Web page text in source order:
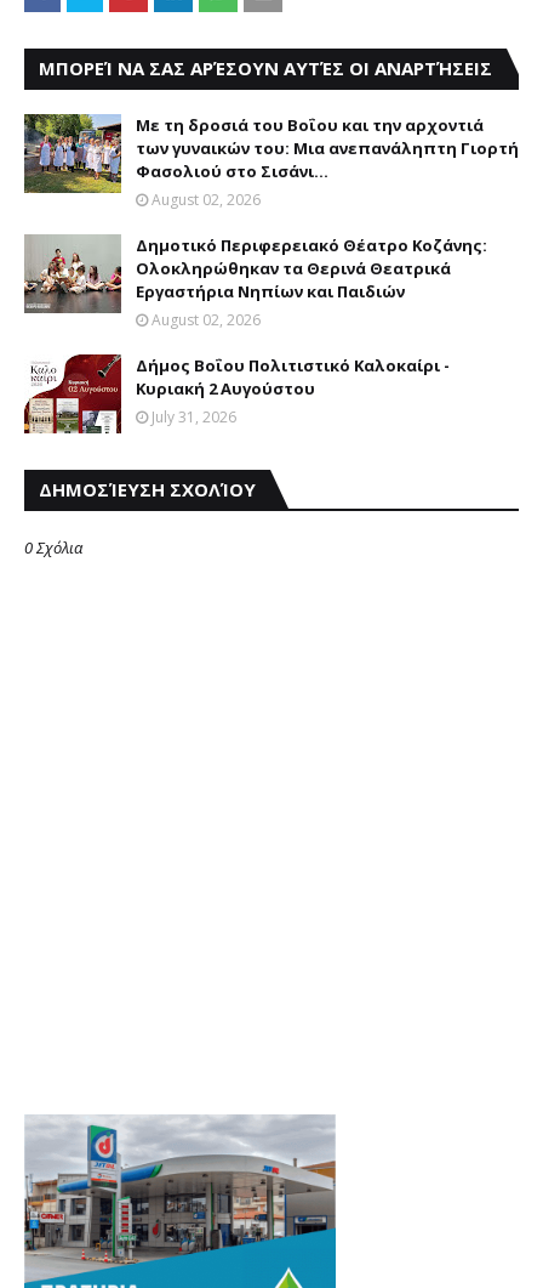
ΜΠΟΡΕΊ ΝΑ ΣΑΣ ΑΡΈΣΟΥΝ ΑΥΤΈΣ ΟΙ ΑΝΑΡΤΉΣΕΙΣ
Με τη δροσιά του Βοΐου και την αρχοντιά
των γυναικών του: Μια ανεπανάληπτη Γιορτή
Φασολιού στο Σισάνι...
August 02, 2026
Δημοτικό Περιφερειακό Θέατρο Κοζάνης:
Ολοκληρώθηκαν τα Θερινά Θεατρικά
Εργαστήρια Νηπίων και Παιδιών
August 02, 2026
Δήμος Βοΐου Πολιτιστικό Καλοκαίρι -
Κυριακή 2 Αυγούστου
July 31, 2026
ΔΗΜΟΣΊΕΥΣΗ ΣΧΟΛΊΟΥ
0 Σχόλια